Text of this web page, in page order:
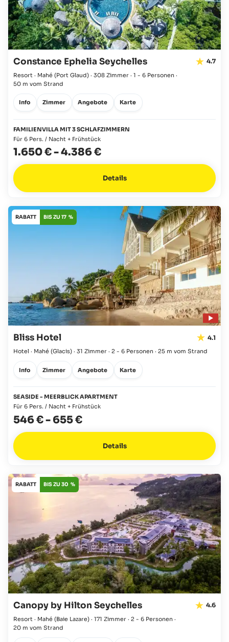
Constance Ephelia Seychelles 4.7
Resort · Mahé (Port Glaud) · 308 Zimmer · 1 - 6 Personen ·
50 m vom Strand
Info Zimmer Angebote Karte
FAMILIENVILLA MIT 3 SCHLAFZIMMERN
Für 6 Pers. / Nacht + Frühstück
1.650 €-4.386 €
Details
RABATT BIS ZU 17 %
Bliss Hotel 4.1
Hotel · Mahé (Glacis) · 31 Zimmer · 2 - 6 Personen · 25 m vom Strand
Info Zimmer Angebote Karte
SEASIDE - MEERBLICK APARTMENT
Für 6 Pers. / Nacht + Frühstück
546 €- 655 €
Details
RABATT BIS ZU 30 %
Canopy by Hilton Seychelles 4.6
Resort · Mahé (Baie Lazare) · 171 Zimmer · 2 - 6 Personen ·
20 m vom Strand